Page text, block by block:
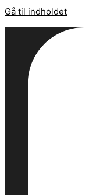
Gå til indholdet